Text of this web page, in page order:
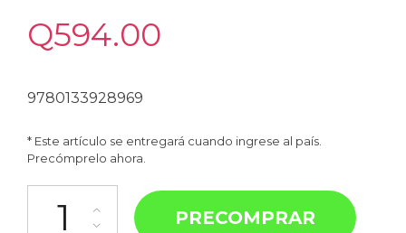
Q594.00
9780133928969
* Este artículo se entregará cuando ingrese al país.
Precómprelo ahora.
PRECOMPRAR